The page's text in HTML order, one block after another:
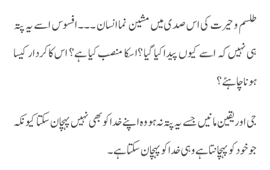
طلسم و حیرت کی اس صدی میں مشین نما انسان ۔۔۔ افسوس اسے یہ پتہ
ہی نہیں کہ اسے کیوں پیدا کیا گیا ؟اسکا منصب کیا ہے؟ اس کاکردار کیسا
ہونا چاہئے؟
جی اور یقین مانیں جسے یہ پتہ نہ ہو وہ اپنے خد ا کو بھی نہیں پہچان سکتا کیونکہ
جو خود کو پہچانتا ہے وہی خدا کو پہچان سکتا ہے ۔